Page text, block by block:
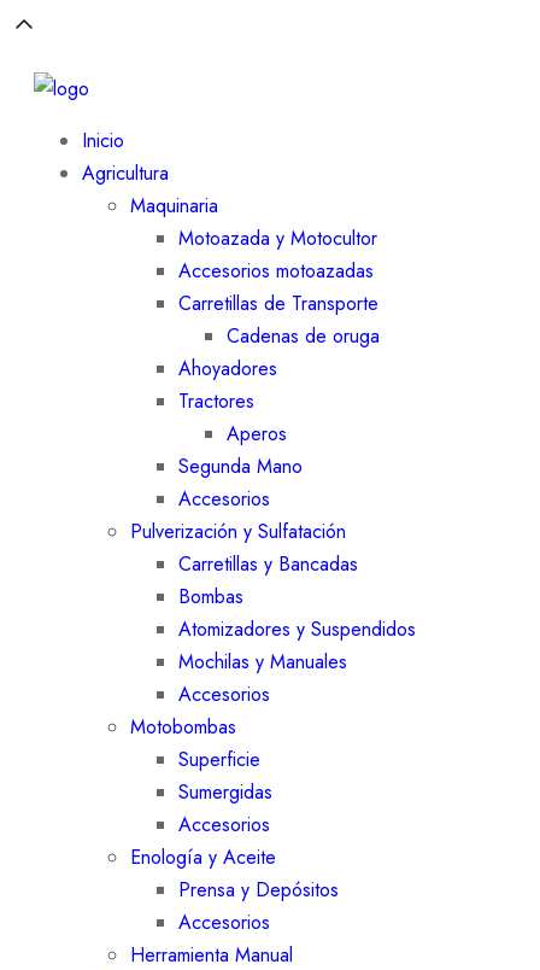
Inicio
Agricultura
Maquinaria
Motoazada y Motocultor
Accesorios motoazadas
Carretillas de Transporte
Cadenas de oruga
Ahoyadores
Tractores
Aperos
Segunda Mano
Accesorios
Pulverización y Sulfatación
Carretillas y Bancadas
Bombas
Atomizadores y Suspendidos
Mochilas y Manuales
Accesorios
Motobombas
Superficie
Sumergidas
Accesorios
Enología y Aceite
Prensa y Depósitos
Accesorios
Herramienta Manual